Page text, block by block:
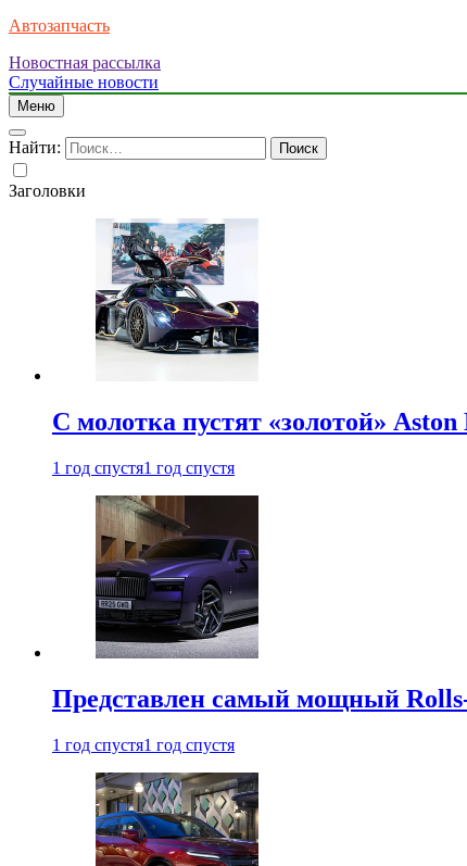
Автозапчасть
Новостная рассылка
Случайные новости
Меню
Найти:
Заголовки
С молотка пустят «золотой»
1 год спустя1 год спустя
Представлен самый мощный
1 год спустя1 год спустя